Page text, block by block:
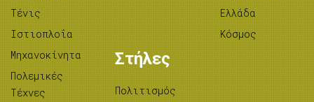
Τένις
Ιστιοπλοΐα
Μηχανοκίνητα
Πολεμικές
Τέχνες
Ελλάδα
Κόσμος
Στήλες
Πολιτισμός